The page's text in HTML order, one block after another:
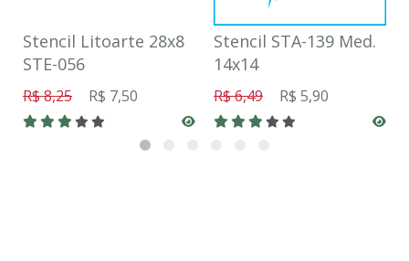
Stencil Litoarte 28x8
STE-056
R$ 8,25 R$ 7,50
Stencil STA-139 Med.
14x14
R$ 6,49 R$ 5,90